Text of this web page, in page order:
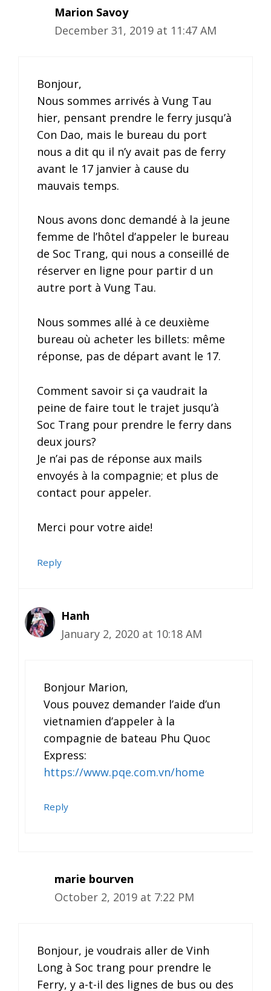
Marion Savoy
December 31, 2019 at 11:47 AM
Bonjour,
Nous sommes arrivés à Vung Tau
hier, pensant prendre le ferry jusqu’à
Con Dao, mais le bureau du port
nous a dit qu il n’y avait pas de ferry
avant le 17 janvier à cause du
mauvais temps.
Nous avons donc demandé à la jeune
femme de l’hôtel d’appeler le bureau
de Soc Trang, qui nous a conseillé de
réserver en ligne pour partir d un
autre port à Vung Tau.
Nous sommes allé à ce deuxième
bureau où acheter les billets: même
réponse, pas de départ avant le 17.
Comment savoir si ça vaudrait la
peine de faire tout le trajet jusqu’à
Soc Trang pour prendre le ferry dans
deux jours?
Je n’ai pas de réponse aux mails
envoyés à la compagnie; et plus de
contact pour appeler.
Merci pour votre aide!
Reply
Hanh
January 2, 2020 at 10:18 AM
Bonjour Marion,
Vous pouvez demander l’aide d’un
vietnamien d’appeler à la
compagnie de bateau Phu Quoc
Express:
https://www.pqe.com.vn/home
Reply
marie bourven
October 2, 2019 at 7:22 PM
Bonjour, je voudrais aller de Vinh
Long à Soc trang pour prendre le
Ferry, y a-t-il des lignes de bus ou des